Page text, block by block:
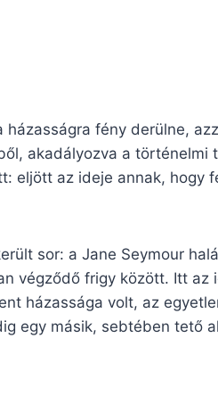
fény derülne,
akadályozva a történelmi
eljött az ideje annak, hogy
sor: a Jane Seymour
végződő frigy között. Itt az
házassága volt, az
egy másik, sebtében tető